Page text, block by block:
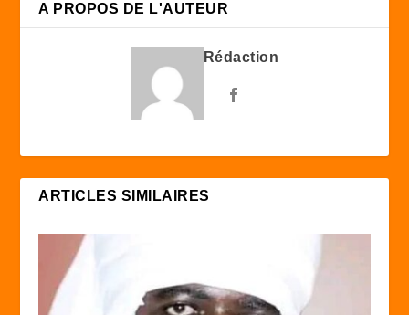
A PROPOS DE L'AUTEUR
Rédaction
ARTICLES SIMILAIRES